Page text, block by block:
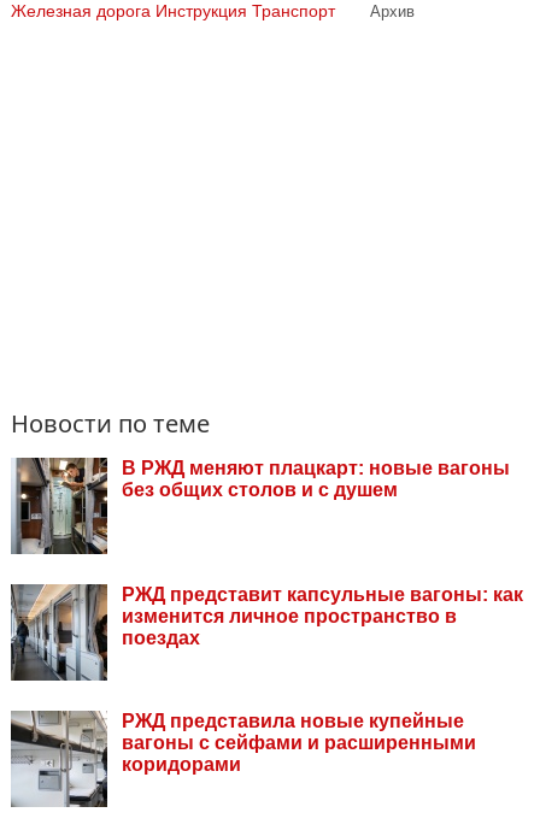
Железная дорога Инструкция Транспорт Архив
Новости по теме
В РЖД меняют плацкарт: новые вагоны
без общих столов и с душем
РЖД представит капсульные вагоны: как
изменится личное пространство в
поездах
РЖД представила новые купейные
вагоны с сейфами и расширенными
коридорами